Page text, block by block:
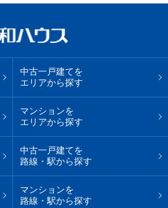
中古一戸建てを
エリアから探す
マンションを
エリアから探す
中古一戸建てを
路線・駅から探す
マンションを
路線・駅から探す